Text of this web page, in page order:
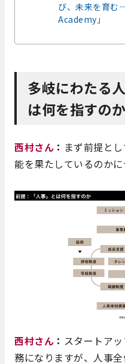
び、未来を育む
Academy」
多岐にわたる
は何を指すの
西村さん ： まず前提と
能を果たしているのかに
西村さん ： スタートア
務になりますが、人事